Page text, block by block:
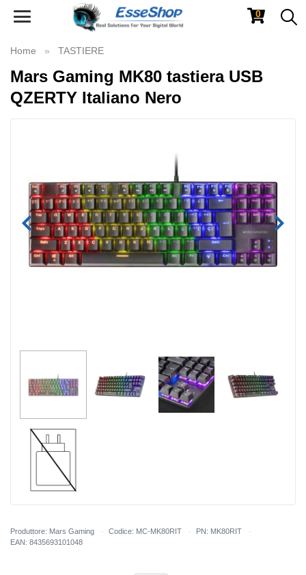
Toggle
0
Home TASTIERE
Mars Gaming MK80 tastiera USB
QZERTY Italiano Nero
Produttore: Mars Gaming Codice: MC-MK80RIT
PN: MK80RIT
EAN: 8435693101048